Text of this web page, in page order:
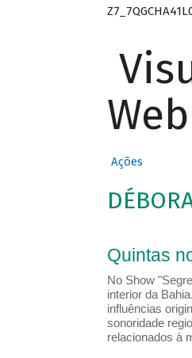
Web
Ações
Quintas
No Show
interior da
influências
sonoridade
relacionados à